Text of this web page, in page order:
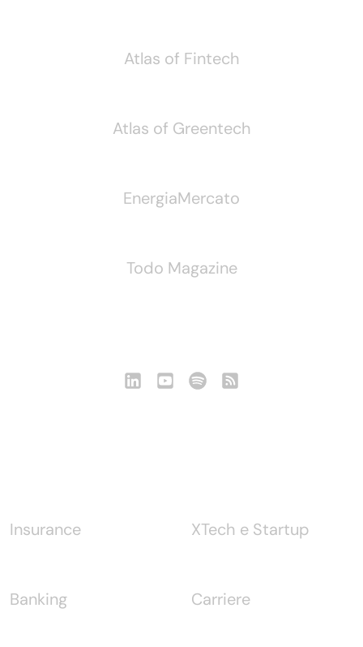
Atlas of Fintech
Atlas of Greentech
EnergiaMercato
Todo Magazine
Insurance
Banking
XTech e Startup
Carriere